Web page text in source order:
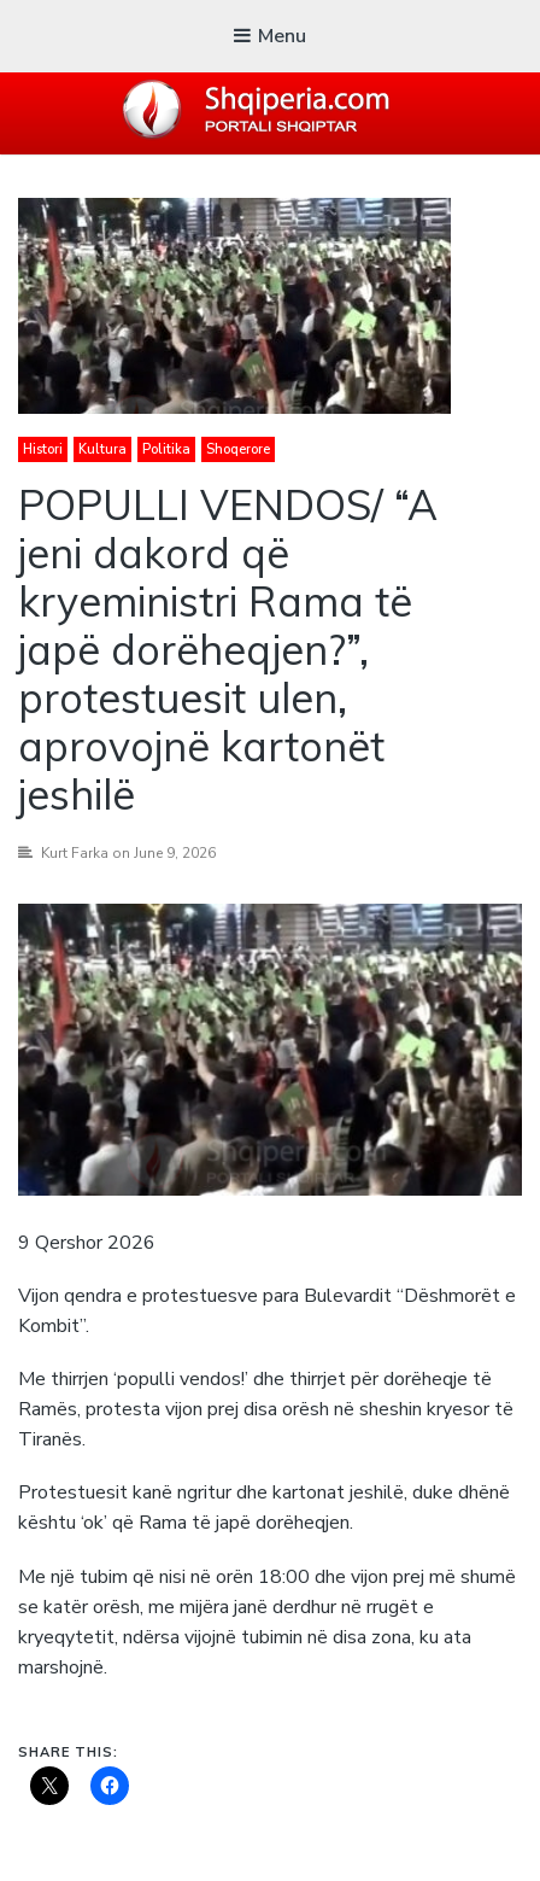
Menu
Blogu i ShqiperiaCom
Histori Kultura Politika Shoqerore
POPULLI VENDOS/ “A
jeni dakord që
kryeministri Rama të
japë dorëheqjen?”,
protestuesit ulen,
aprovojnë kartonët
jeshilë
Kurt Farka on June 9, 2026
9 Qershor 2026
Vijon qendra e protestuesve para Bulevardit “Dëshmorët e
Kombit”.
Me thirrjen ‘populli vendos!’ dhe thirrjet për dorëheqje të
Ramës, protesta vijon prej disa orësh në sheshin kryesor të
Tiranës.
Protestuesit kanë ngritur dhe kartonat jeshilë, duke dhënë
kështu ‘ok’ që Rama të japë dorëheqjen.
Me një tubim që nisi në orën 18:00 dhe vijon prej më shumë
se katër orësh, me mijëra janë derdhur në rrugët e
kryeqytetit, ndërsa vijojnë tubimin në disa zona, ku ata
marshojnë.
SHARE THIS: